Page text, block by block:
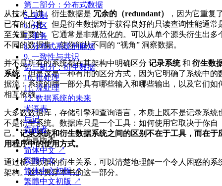
第二部分：分布式数据
5. 复制
6. 分区
7. 事务
8. 分布式系统的麻烦
9. 一致性与共识
第三部分：衍生数据
10. 批处理
11. 流处理
12. 数据系统的未来
术语表
后记
贡献者
语言版本
简体中文 ↗
繁體中文 ↗
简体中文初版 ↗
繁體中文初版 ↗
从技术上讲，衍生数据是 冗余的（redundant）
，因为它重复
已有的信息。但是衍生数据对于获得良好的只读查询性能通常
至关重要的。它通常是非规范化的。可以从单个源头衍生出多
不同的数据集，使你能从不同的 “视角” 洞察数据。
并不是所有的系统都在其架构中明确区分 记录系统和 衍生数
系统，但是这是一种有用的区分方式，因为它明确了系统中的
据流：系统的哪一部分具有哪些输入和哪些输出，以及它们如
相互依赖。
大多数数据库，存储引擎和查询语言，本质上既不是记录系统
不是衍生系统。数据库只是一个工具：如何使用它取决于你自
己。记录系统和衍生数据系统之间的区别不在于工具，而在于
用程序中的使用方式。
通过梳理数据的衍生关系，可以清楚地理解一个令人困惑的系
架构。这将贯穿本书的这一部分。